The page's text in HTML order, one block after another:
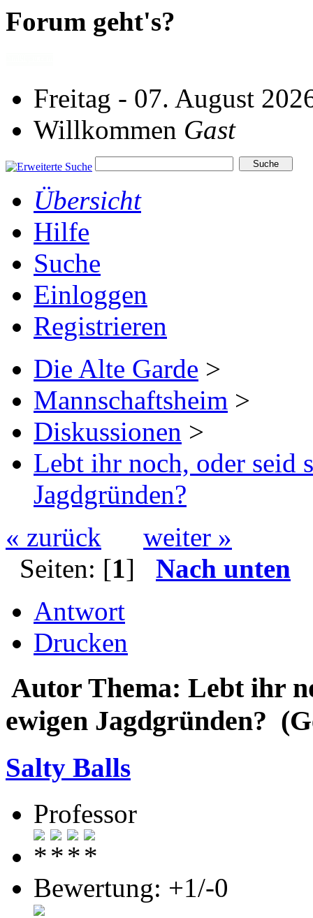
Forum geht's?
Freitag - 07. August
Willkommen Gast
Übersicht
Hilfe
Suche
Einloggen
Registrieren
Die Alte Garde >
Mannschaftsheim >
Diskussionen >
Lebt ihr noch, oder seid
Jagdgründen?
« zurück
weiter »
Seiten: [1] Nach unten
Antwort
Drucken
Autor Thema: Lebt ihr
ewigen Jagdgründen?
Salty Balls
Professor
Bewertung: +1/-0